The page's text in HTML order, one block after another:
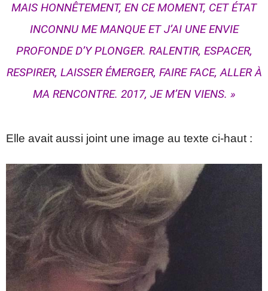
MAIS HONNÊTEMENT, EN CE MOMENT, CET ÉTAT
INCONNU ME MANQUE ET J’AI UNE ENVIE
PROFONDE D’Y PLONGER. RALENTIR, ESPACER,
RESPIRER, LAISSER ÉMERGER, FAIRE FACE, ALLER À
MA RENCONTRE. 2017, JE M’EN VIENS. »
Elle avait aussi joint une image au texte ci-haut :